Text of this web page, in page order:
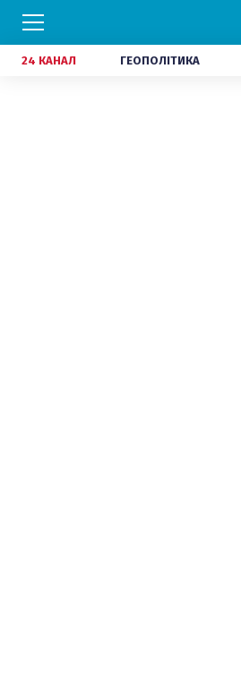
24 КАНАЛ ГЕОПОЛІТИКА